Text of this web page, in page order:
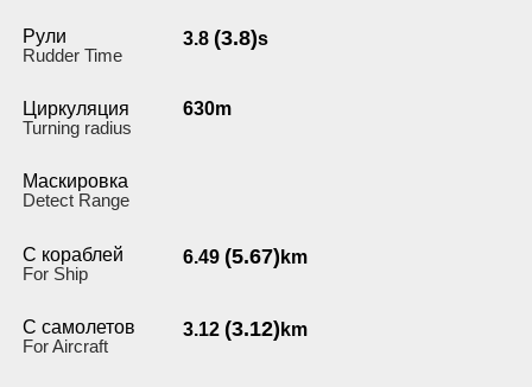
Рули
Rudder Time
3.8 (3.8)s
Циркуляция
Turning radius
630m
Маскировка
Detect Range
С кораблей
For Ship
6.49 (5.67) km
С самолетов
For Aircraft
3.12 (3.12) km